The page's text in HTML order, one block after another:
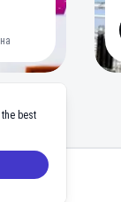
best